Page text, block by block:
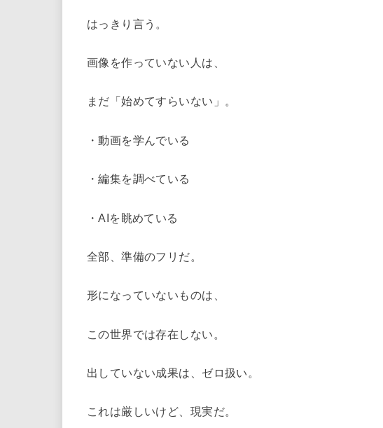
はっきり言う。
画像を作っていない人は、
まだ「始めてすらいない」。
・動画を学んでいる
・編集を調べている
・AIを眺めている
全部、準備のフリだ。
形になっていないものは、
この世界では存在しない。
出していない成果は、ゼロ扱い。
これは厳しいけど、現実だ。